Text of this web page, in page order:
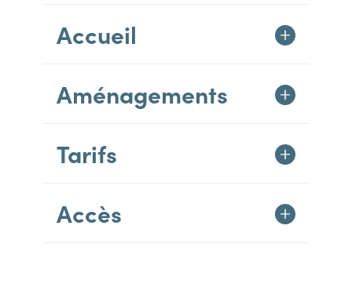
Accueil
Aménagements
Tarifs
Accès